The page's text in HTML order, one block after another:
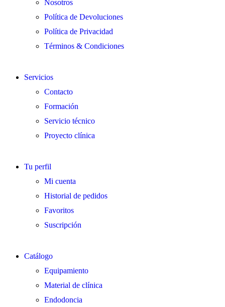
Nosotros
Política de Devoluciones
Política de Privacidad
Términos & Condiciones
Servicios
Contacto
Formación
Servicio técnico
Proyecto clínica
Tu perfil
Mi cuenta
Historial de pedidos
Favoritos
Suscripción
Catálogo
Equipamiento
Material de clínica
Endodoncia